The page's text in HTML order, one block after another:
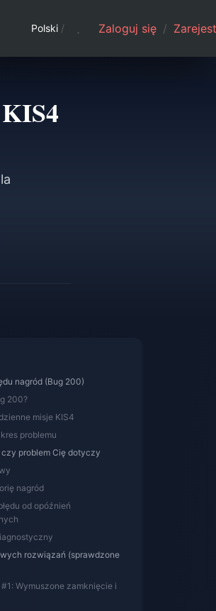
Polski / Zaloguj się /
zł 2.86
zł 5.67
nagród (Bug 200)
200?
misje KIS4
problemu
problem Cię dotyczy
nagród
od opóźnień
rozwiązań (sprawdzone
Wymuszone zamknięcie i